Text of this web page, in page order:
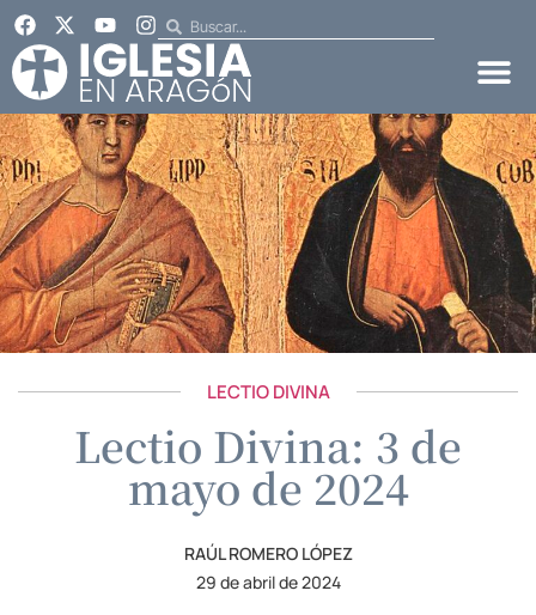
LECTIO DIVINA
Lectio Divina: 3 de
mayo de 2024
RAÚL ROMERO LÓPEZ
29 de abril de 2024